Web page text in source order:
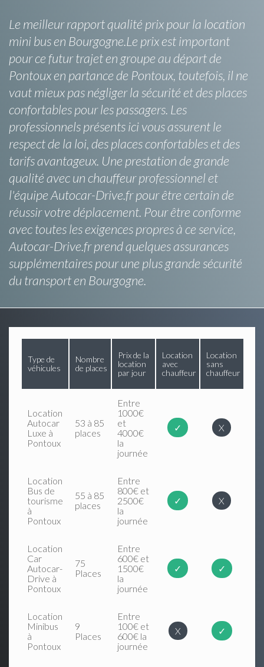
Le meilleur rapport qualité prix pour la location
mini bus en Bourgogne.Le prix est important
pour ce futur trajet en groupe au départ de
Pontoux en partance de Pontoux, toutefois, il ne
vaut mieux pas négliger la sécurité et des places
confortables pour les passagers. Les
professionnels présents ici vous assurent le
respect de la loi, des places confortables et des
tarifs avantageux. Une prestation de grande
qualité avec un chauffeur professionnel et
l'équipe Autocar-Drive.fr pour être certain de
réussir votre déplacement. Pour être conforme
avec toutes les exigences propres à ce service,
Autocar-Drive.fr prend quelques assurances
supplémentaires pour une plus grande sécurité
du transport en Bourgogne.
Type de
véhicules
Nombre
de places
Prix de la
location
par jour
Location
avec
chauffeur
Location
sans
chauffeur
Location
Autocar
Luxe à
Pontoux
53 à 85
places
Entre
1000€
et
4000€
la
journée
✓ X
Location
Bus de
tourisme
à
Pontoux
55 à 85
places
Entre
800€ et
2500€
la
journée
✓ X
Location
Car
Autocar-
Drive à
Pontoux
75
Places
Entre
600€ et
1500€
la
journée
✓ ✓
Location
Minibus
à
Pontoux
9
Places
Entre
100€ et
600€ la
journée
X ✓